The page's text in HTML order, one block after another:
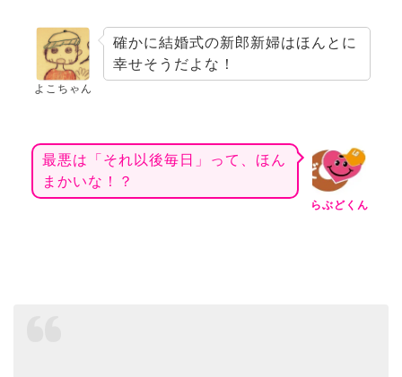
よこちゃん
確かに結婚式の新郎新婦はほんとに
幸せそうだよな！
らぶどくん
最悪は「それ以後毎日」って、ほん
まかいな！？